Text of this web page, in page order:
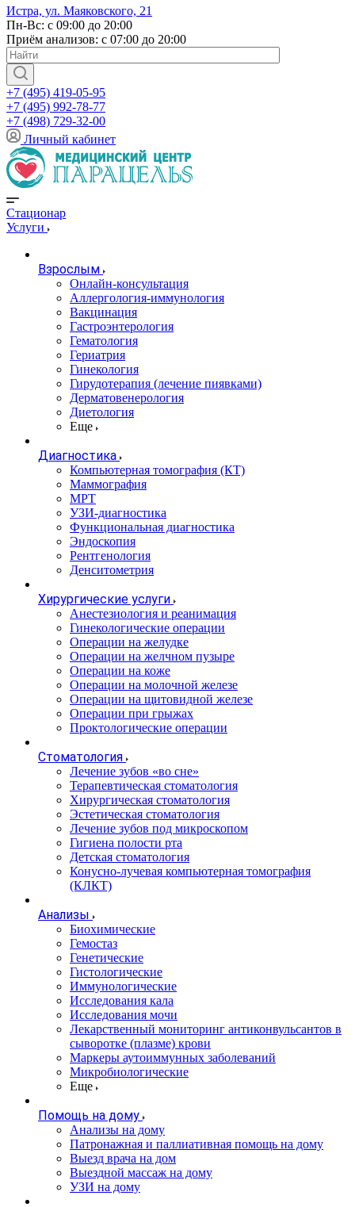
Истра, ул. Маяковского, 21
Пн-Вс: с 09:00 до 20:00
Приём анализов: с 07:00 до 20:00
+7 (495) 419-05-95
+7 (495) 992-78-77
+7 (498) 729-32-00
Личный кабинет
Стационар
Услуги
Взрослым
Онлайн-консультация
Аллергология-иммунология
Вакцинация
Гастроэнтерология
Гематология
Гериатрия
Гинекология
Гирудотерапия (лечение пиявками)
Дерматовенерология
Диетология
Еще
Диагностика
Компьютерная томография (КТ)
Маммография
МРТ
УЗИ-диагностика
Функциональная диагностика
Эндоскопия
Рентгенология
Денситометрия
Хирургические услуги
Анестезиология и реанимация
Гинекологические операции
Операции на желудке
Операции на желчном пузыре
Операции на коже
Операции на молочной железе
Операции на щитовидной железе
Операции при грыжах
Проктологические операции
Стоматология
Лечение зубов «во сне»
Терапевтическая стоматология
Хирургическая стоматология
Эстетическая стоматология
Лечение зубов под микроскопом
Гигиена полости рта
Детская стоматология
Конусно-лучевая компьютерная томография
(КЛКТ)
Анализы
Биохимические
Гемостаз
Генетические
Гистологические
Иммунологические
Исследования кала
Исследования мочи
Лекарственный мониторинг антиконвульсантов в
сыворотке (плазме) крови
Маркеры аутоиммунных заболеваний
Микробиологические
Еще
Помощь на дому
Анализы на дому
Патронажная и паллиативная помощь на дому
Выезд врача на дом
Выездной массаж на дому
УЗИ на дому